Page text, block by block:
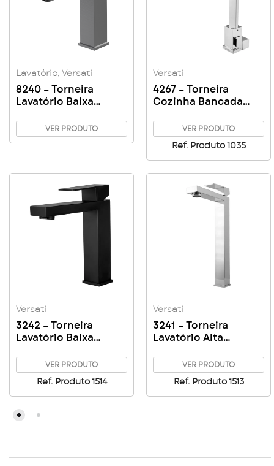
Lavatório, Versati
8240 – Torneira
Lavatório Baixa
VER PRODUTO
Versati
4267 – Torneira
Cozinha Bancada
VER PRODUTO
Ref. Produto 1035
Versati
3242 – Torneira
Lavatório Baixa
VER PRODUTO
Ref. Produto 1514
Versati
3241 – Torneira
Lavatório Alta
VER PRODUTO
Ref. Produto 1513